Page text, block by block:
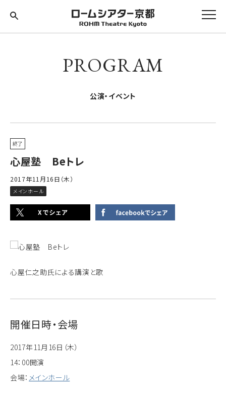
PROGRAM
公演・イベント
終了
心屋塾 Beトレ
2017年11月16日（木）
メインホール
心屋仁之助氏による講演と歌
開催日時・会場
2017年11月16日（木）
14：00開演
会場： メインホール